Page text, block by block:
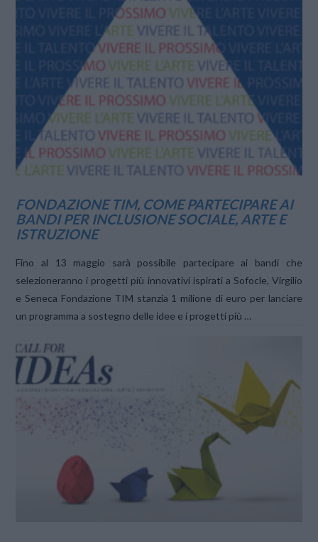
VIEW POST
FONDAZIONE TIM, COME PARTECIPARE AI
BANDI PER INCLUSIONE SOCIALE, ARTE E
ISTRUZIONE
Fino al 13 maggio sarà possibile partecipare ai bandi che
selezioneranno i progetti più innovativi ispirati a Sofocle, Virgilio
e Seneca Fondazione TIM stanzia 1 milione di euro per lanciare
un programma a sostegno delle idee e i progetti più …